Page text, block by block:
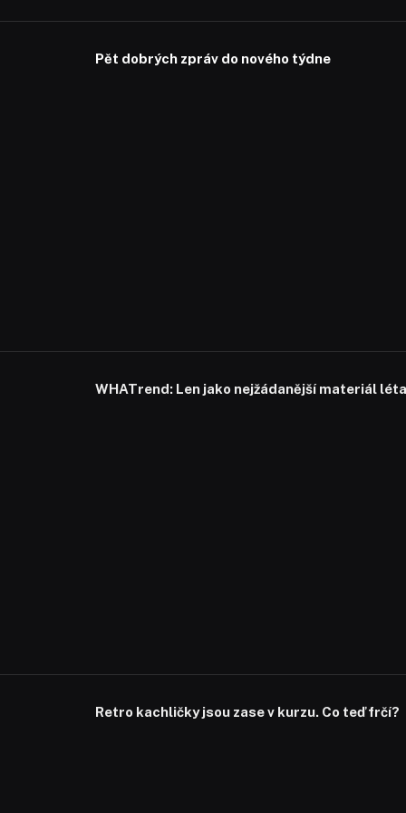
Pět dobrých zpráv do nového týdne
WHATrend: Len jako nejžádanější materiál léta
Retro kachličky jsou zase v kurzu. Co teď frčí?